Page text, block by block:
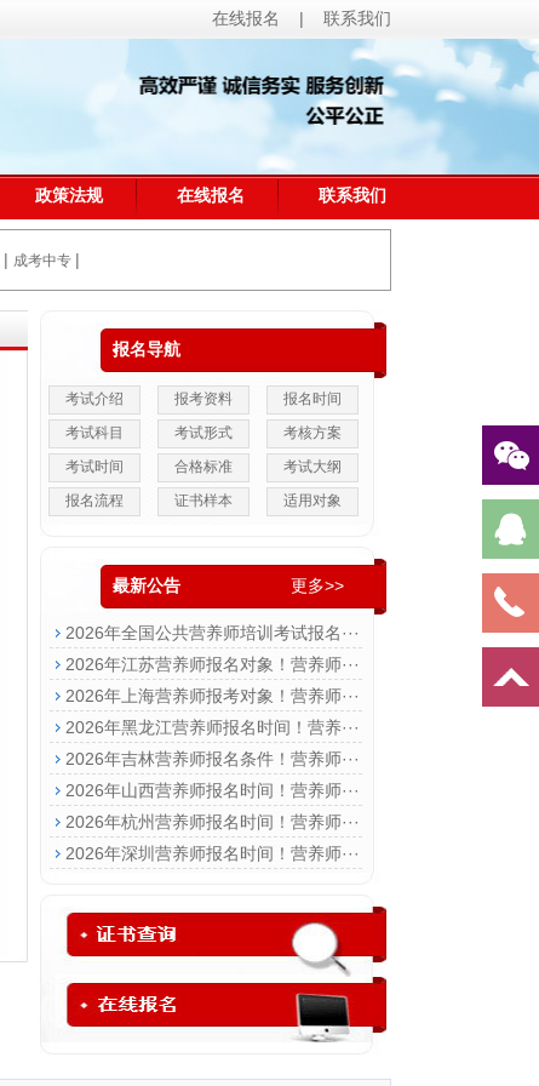
在线报名 | 联系我们
政策法规 在线报名 联系我们
| 成考中专 |
报名导航
考试介绍 报考资料
报名时间
考试科目
考试形式
考核方案
考试时间
合格标准
考试大纲
报名流程
证书样本 适用对象
最新公告 更多>>
2026年全国公共营养师培训考试报名···
2026年江苏营养师报名对象！营养师···
2026年上海营养师报考对象！营养师···
2026年黑龙江营养师报名时间！营养···
2026年吉林营养师报名条件！营养师···
2026年山西营养师报名时间！营养师···
2026年杭州营养师报名时间！营养师···
2026年深圳营养师报名时间！营养师···